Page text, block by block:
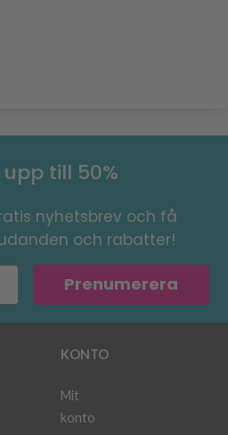
till 50%
nyhetsbrev och få
och rabatter!
Prenumerera
KONTO
Mit
konto